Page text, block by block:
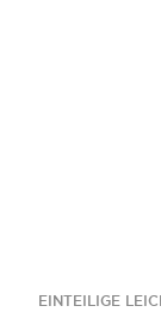
EINTEILIGE